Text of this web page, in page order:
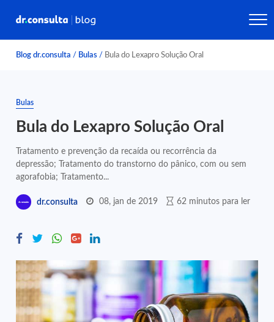
Blog dr.consulta / Bulas / Bula do Lexapro Solução Oral
Bulas
Bula do Lexapro Solução Oral
Tratamento e prevenção da recaída ou recorrência da
depressão; Tratamento do transtorno do pânico, com ou sem
agorafobia; Tratamento...
dr.consulta 08, jan de 2019 62 minutos para ler